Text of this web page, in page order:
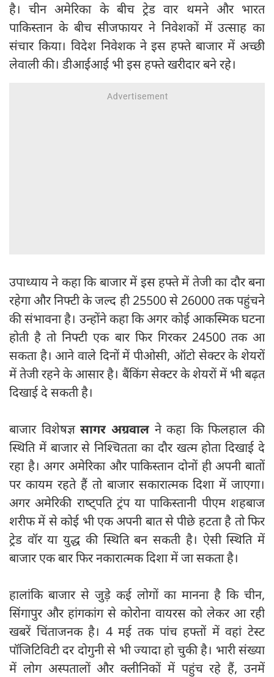
है। चीन अमेरिका के बीच ट्रेड वार थमने और भारत
पाकिस्तान के बीच सीजफायर ने निवेशकों में उत्साह का
संचार किया। विदेश निवेशक ने इस हफ्ते बाजार में अच्छी
लेवाली की। डीआईआई भी इस हफ्ते खरीदार बने रहे।
उपाध्याय ने कहा कि बाजार में इस हफ्ते में तेजी का दौर बना
रहेगा और निफ्टी के जल्द ही 25500 से 26000 तक पहुंचने
की संभावना है। उन्होंने कहा कि अगर कोई आकस्मिक घटना
होती है तो निफ्टी एक बार फिर गिरकर 24500 तक आ
सकता है। आने वाले दिनों में पीओसी, ऑटो सेक्टर के शेयरों
में तेजी रहने के आसार है। बैंकिंग सेक्टर के शेयरों में भी बढ़त
दिखाई दे सकती है।
बाजार विशेषज्ञसागर अग्रवाल ने कहा कि फिलहाल की
स्थिति में बाजार से निश्चितता का दौर खत्म होता दिखाई दे
रहा है। अगर अमेरिका और पाकिस्तान दोनों ही अपनी बातों
पर कायम रहते हैं तो बाजार सकारात्मक‍ दिशा में जाएगा।
अगर अमेरिकी राष्‍ट्पति ट्रंप या पाकिस्तानी पीएम शहबाज
शरीफ में से कोई भी एक अपनी बात से पीछे हटता है तो फिर
ट्रेड वॉर या युद्ध की स्थिति बन सकती है। ऐसी स्थिति में
बाजार एक बार फिर नकारात्मक दिशा में जा सकता है।
हालांकि बाजार से जुड़े कई लोगों का मानना है कि चीन,
सिंगापुर और हांगकांग से कोरोना वायरस को लेकर आ रही
खबरें चिंताजनक है। 4 मई तक पांच हफ्तों में वहां टेस्ट
पॉजिटिविटी दर दोगुनी से भी ज्यादा हो चुकी है। भारी संख्या
में लोग अस्पतालों और क्लीनिकों में पहुंच रहे हैं, उनमें